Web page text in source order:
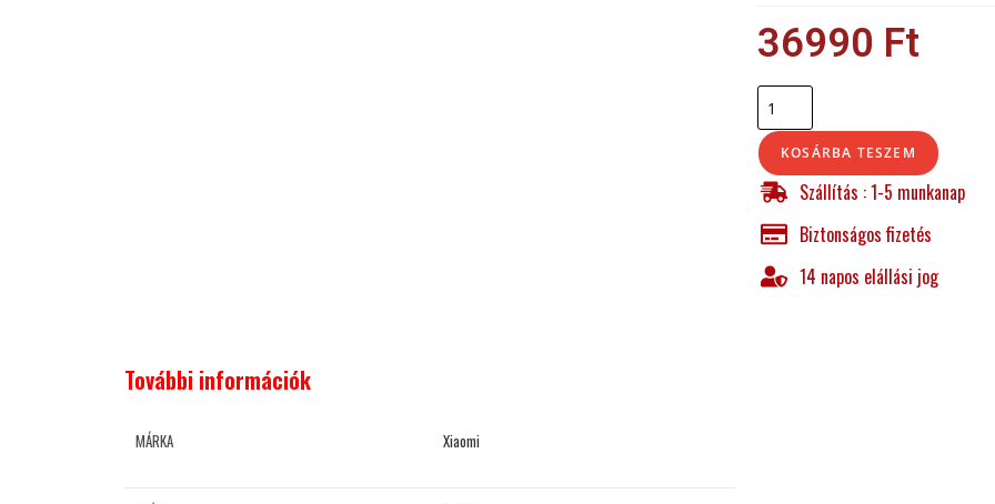
36990 Ft
KOSÁRBA TESZEM
Szállítás : 1-5 munkanap
Biztonságos fizetés
14 napos elállási jog
További információk
MÁRKA Xiaomi